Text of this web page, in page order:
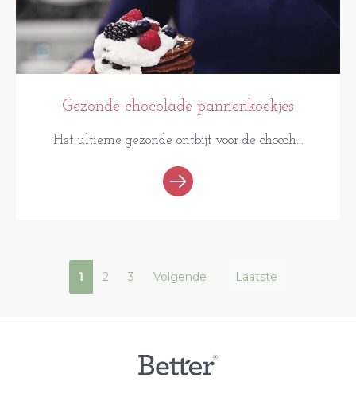
Gezonde chocolade pannenkoekjes
Het ultieme gezonde ontbijt voor de chocoh...
1 2 3 Volgende Laatste